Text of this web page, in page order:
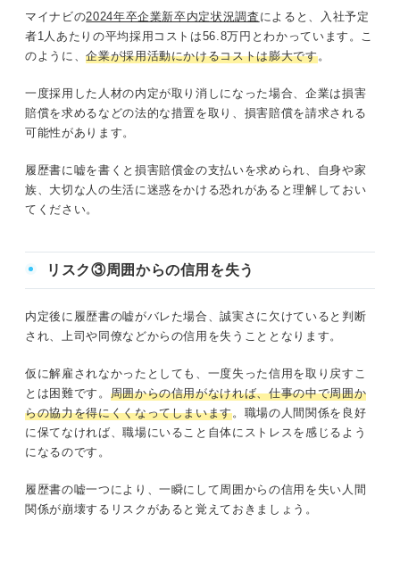
マイナビの2024年卒企業新卒内定状況調査 によると、入社予定
者1人あたりの平均採用コストは56.8万円とわかっています。こ
のように、企業が採用活動にかけるコストは膨大です。
一度採用した人材の内定が取り消しになった場合、企業は損害
賠償を求めるなどの法的な措置を取り、損害賠償を請求される
可能性があります。
履歴書に嘘を書くと損害賠償金の支払いを求められ、自身や家
族、大切な人の生活に迷惑をかける恐れがあると理解しておい
てください。
リスク③周囲からの信用を失う
内定後に履歴書の嘘がバレた場合、誠実さに欠けていると判断
され、上司や同僚などからの信用を失うこととなります。
仮に解雇されなかったとしても、一度失った信用を取り戻すこ
とは困難です。 周囲からの信用がなければ、仕事の中で周囲か
らの協力を得にくくなってしまいます。職場の人間関係を良好
に保てなければ、職場にいること自体にストレスを感じるよう
になるのです。
履歴書の嘘一つにより、一瞬にして周囲からの信用を失い人間
関係が崩壊するリスクがあると覚えておきましょう。